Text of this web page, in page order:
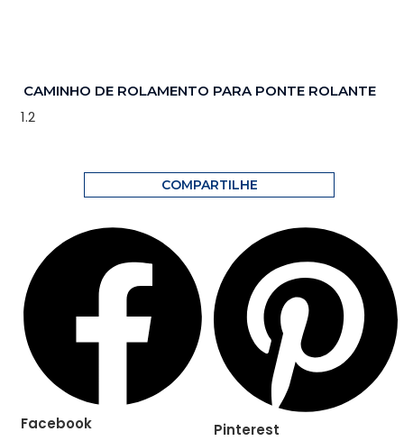
CAMINHO DE ROLAMENTO PARA PONTE ROLANTE
COMPARTILHE
Facebook Pinterest